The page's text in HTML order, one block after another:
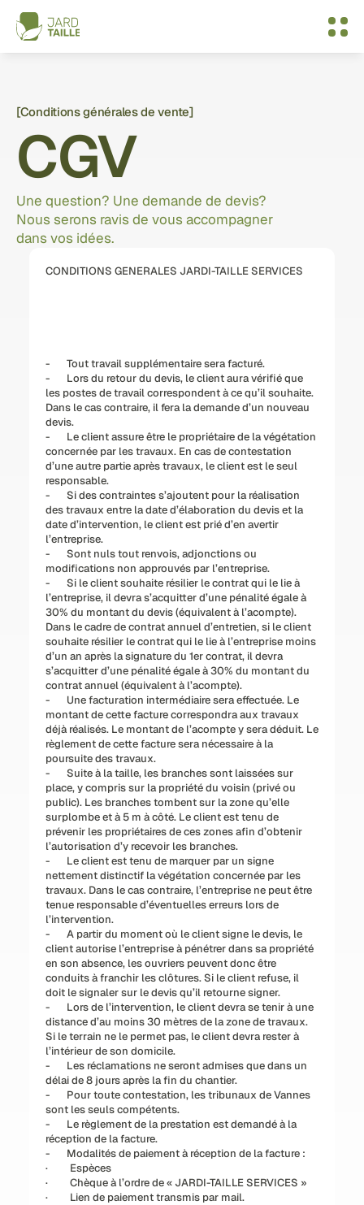
[Conditions générales de vente]
CGV
Une question? Une demande de devis?
Nous serons ravis de vous accompagner
dans vos idées.
CONDITIONS GENERALES JARDI-TAILLE SERVICES
-       Tout travail supplémentaire sera facturé.
-       Lors du retour du devis, le client aura vérifié que
les postes de travail correspondent à ce qu’il souhaite.
Dans le cas contraire, il fera la demande d’un nouveau
devis.
-       Le client assure être le propriétaire de la végétation
concernée par les travaux. En cas de contestation
d’une autre partie après travaux, le client est le seul
responsable.
-       Si des contraintes s’ajoutent pour la réalisation
des travaux entre la date d’élaboration du devis et la
date d’intervention, le client est prié d’en avertir
l’entreprise.
-       Sont nuls tout renvois, adjonctions ou
modifications non approuvés par l’entreprise.
-       Si le client souhaite résilier le contrat qui le lie à
l’entreprise, il devra s’acquitter d’une pénalité égale à
30% du montant du devis (équivalent à l’acompte).
Dans le cadre de contrat annuel d’entretien, si le client
souhaite résilier le contrat qui le lie à l’entreprise moins
d’un an après la signature du 1er contrat, il devra
s’acquitter d’une pénalité égale à 30% du montant du
contrat annuel (équivalent à l’acompte).
-       Une facturation intermédiaire sera effectuée. Le
montant de cette facture correspondra aux travaux
déjà réalisés. Le montant de l’acompte y sera déduit. Le
règlement de cette facture sera nécessaire à la
poursuite des travaux.
-       Suite à la taille, les branches sont laissées sur
place, y compris sur la propriété du voisin (privé ou
public). Les branches tombent sur la zone qu’elle
surplombe et à 5 m à côté. Le client est tenu de
prévenir les propriétaires de ces zones afin d’obtenir
l’autorisation d’y recevoir les branches.
-       Le client est tenu de marquer par un signe
nettement distinctif la végétation concernée par les
travaux. Dans le cas contraire, l’entreprise ne peut être
tenue responsable d’éventuelles erreurs lors de
l’intervention.
-       A partir du moment où le client signe le devis, le
client autorise l’entreprise à pénétrer dans sa propriété
en son absence, les ouvriers peuvent donc être
conduits à franchir les clôtures. Si le client refuse, il
doit le signaler sur le devis qu’il retourne signer.
-       Lors de l’intervention, le client devra se tenir à une
distance d’au moins 30 mètres de la zone de travaux.
Si le terrain ne le permet pas, le client devra rester à
l’intérieur de son domicile.
-       Les réclamations ne seront admises que dans un
délai de 8 jours après la fin du chantier.
-       Pour toute contestation, les tribunaux de Vannes
sont les seuls compétents.
-       Le règlement de la prestation est demandé à la
réception de la facture.
-       Modalités de paiement à réception de la facture :
·         Espèces
·         Chèque à l’ordre de « JARDI-TAILLE SERVICES »
·         Lien de paiement transmis par mail.